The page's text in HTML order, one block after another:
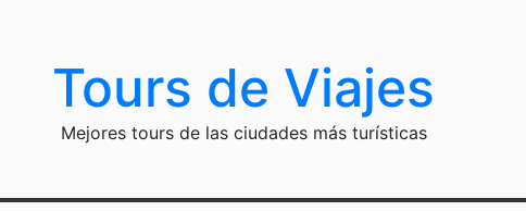
Tours de Viajes
Mejores tours de las ciudades más turísticas